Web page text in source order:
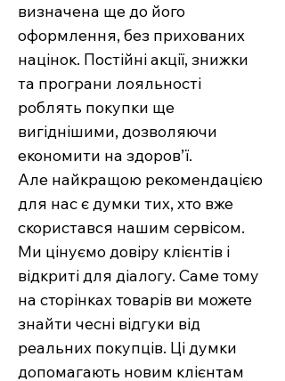
визначена ще до його
оформлення, без прихованих
націнок. Постійні акції, знижки
та програни лояльності
роблять покупки ще
вигіднішими, дозволяючи
економити на здоров’ї.
Але найкращою рекомендацією
для нас є думки тих, хто вже
скористався нашим сервісом.
Ми цінуємо довіру клієнтів і
відкриті для діалогу. Саме тому
на сторінках товарів ви можете
знайти чесні відгуки від
реальних покупців. Ці думки
допомагають новим клієнтам